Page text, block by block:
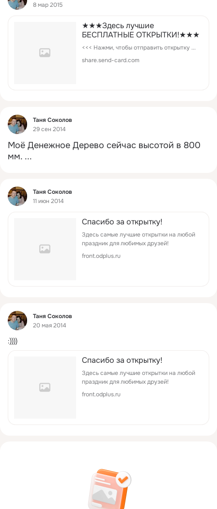
8 мар 2015
★★★Здесь лучшие
БЕСПЛАТНЫЕ ОТКРЫТКИ!★★★
<<< Нажми, чтобы отправить открытку ...
share.send-card.com
Фид
Таня Соколов
29 сен 2014
Моё Денежное Дерево сейчас высотой в 800
мм. ...
Фид
Таня Соколов
11 июн 2014
Спасибо за открытку!
Здесь самые лучшие открытки на любой
праздник для любимых друзей!
front.odplus.ru
Фид
Таня Соколов
20 мая 2014
:))))
Спасибо за открытку!
Здесь самые лучшие открытки на любой
праздник для любимых друзей!
front.odplus.ru